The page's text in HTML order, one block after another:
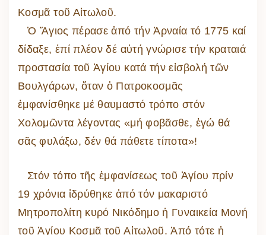
Κοσμᾶ τοῦ Αἰτωλοῦ.
Ὁ Ἅγιος πέρασε ἀπό τήν Ἀρναία τό 1775 καί
δίδαξε, ἐπί πλέον δέ αὐτή γνώρισε τήν κραταιά
προστασία τοῦ Ἁγίου κατά τήν εἰσβολή τῶν
Βουλγάρων, ὅταν ὁ Πατροκοσμᾶς
ἐμφανίσθηκε μέ θαυμαστό τρόπο στόν
Χολομῶντα λέγοντας «μή φοβᾶσθε, ἐγώ θά
σᾶς φυλάξω, δέν θά πάθετε τίποτα»!
Στόν τόπο τῆς ἐμφανίσεως τοῦ Ἁγίου πρίν
19 χρόνια ἱδρύθηκε ἀπό τόν μακαριστό
Μητροπολίτη κυρό Νικόδημο ἡ Γυναικεία Μονή
τοῦ Ἁγίου Κοσμᾶ τοῦ Αἰτωλοῦ. Ἀπό τότε ἡ